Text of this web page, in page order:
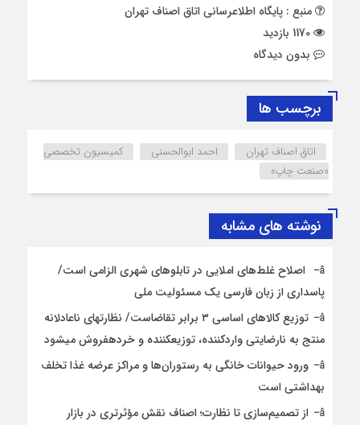
منبع : پایگاه اطلاع‎رسانی اتاق اصناف تهران
بدون دیدگاه
برچسب ها
اتاق اصناف تهران احمد ابوالحسنی
کمیسیون تخصصی
«صنعت چاپ»
نوشته های مشابه
اصلاح غلط‌های املایی در تابلوهای شهری الزامی است/
پاسداری از زبان فارسی یک مسئولیت ملی
توزیع کالاهای اساسی ۳ برابر تقاضاست/ نظارت‎های ناعادلانه
منتج به نارضایتی واردکننده، توزیع‎کننده و خرده‎فروش می‎شود
ورود حیوانات خانگی به رستوران‌ها و مراکز عرضه غذا تخلف
بهداشتی است
از تصمیم‌سازی تا نظارت؛ اصناف نقش مؤثرتری در بازار